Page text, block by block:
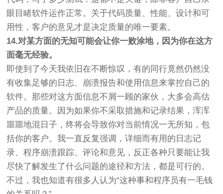
眼目睹软件运作正常。关于代码质量、性能、设计和可
用性，客户的意见才是决定质量的唯一要素。
14.对某方面的无知可能会让你一败涂地，因为你在这方
面毫无经验。
即使到了今天我依旧在不断惊叹，有的同行竟然仍然没
有收集足够的日志、崩溃报告和使用信息来掌控自己的
软件。那些对这方面信息不屑一顾的家伙，大多会高估
产品的质量。因为如果你不采取措施和记录结果，浑浑
噩噩地混日子，终将会导致你对当前情况一无所知，包
括你的客户。我一直反复强调，详细而有用的日志记
录、程序崩溃跟踪、评论和意见，反正各种只要能让我
尽快了解发生了什么问题的途径和方法，都是可行的。
不过，我也知道有很多人认为“这种事和程序员有一毛钱